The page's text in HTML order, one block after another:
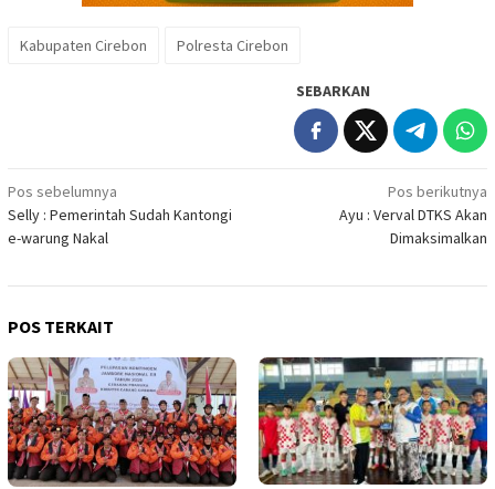
Kabupaten Cirebon Polresta Cirebon
SEBARKAN
Navigasi
pos
Pos sebelumnya
Selly : Pemerintah Sudah Kantongi
e-warung Nakal
Pos berikutnya
Ayu : Verval DTKS Akan
Dimaksimalkan
POS TERKAIT